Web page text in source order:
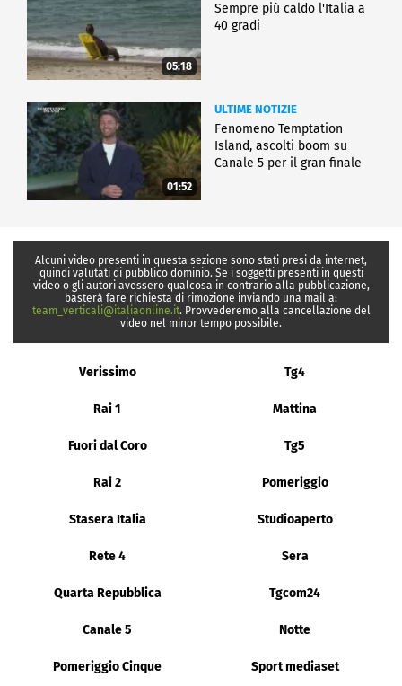
05:18
Sempre più caldo l'Italia a
40 gradi
01:52
ULTIME NOTIZIE
Fenomeno Temptation
Island, ascolti boom su
Canale 5 per il gran finale
Alcuni video presenti in questa sezione sono stati presi da internet,
quindi valutati di pubblico dominio. Se i soggetti presenti in questi
video o gli autori avessero qualcosa in contrario alla pubblicazione,
basterà fare richiesta di rimozione inviando una mail a:
team_verticali@italiaonline.it. Provvederemo alla cancellazione del
video nel minor tempo possibile.
Verissimo Tg4
Rai 1 Mattina
Fuori dal Coro Tg5
Rai 2 Pomeriggio
Stasera Italia Studioaperto
Rete 4 Sera
Quarta Repubblica Tgcom24
Canale 5 Notte
Pomeriggio Cinque Sport mediaset